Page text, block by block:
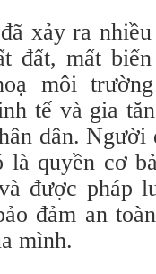
xảy ra
đất, mất
môi
tế và gia
dân. Người
quyền cơ
được pháp
đảm an
mình.